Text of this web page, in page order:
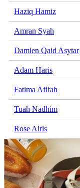
Haziq Hamiz
Amran Syah
Damien Qaid Asytar
Adam Haris
Fatima Afifah
Tuah Nadhim
Rose Airis